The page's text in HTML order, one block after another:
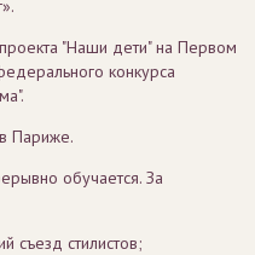
"Наши дети" на Первом
конкурса
Париже.
обучается. За
съезд стилистов;